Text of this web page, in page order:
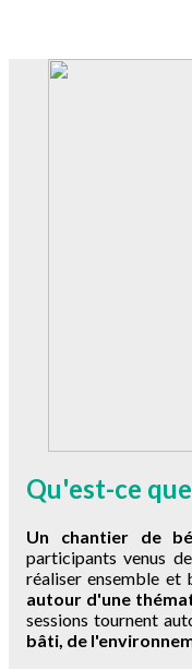
Qu'est-ce
Un chantier de
participants venus
réaliser ensemble et
autour d'une
sessions tournent
bâti, de